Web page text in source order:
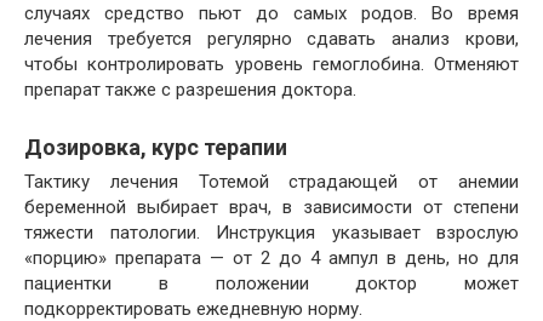
случаях средство пьют до самых родов. Во время
лечения требуется регулярно сдавать анализ крови,
чтобы контролировать уровень гемоглобина. Отменяют
препарат также с разрешения доктора.
Дозировка, курс терапии
Тактику лечения Тотемой страдающей от анемии
беременной выбирает врач, в зависимости от степени
тяжести патологии. Инструкция указывает взрослую
«порцию» препарата — от 2 до 4 ампул в день, но для
пациентки в положении доктор может
подкорректировать ежедневную норму.